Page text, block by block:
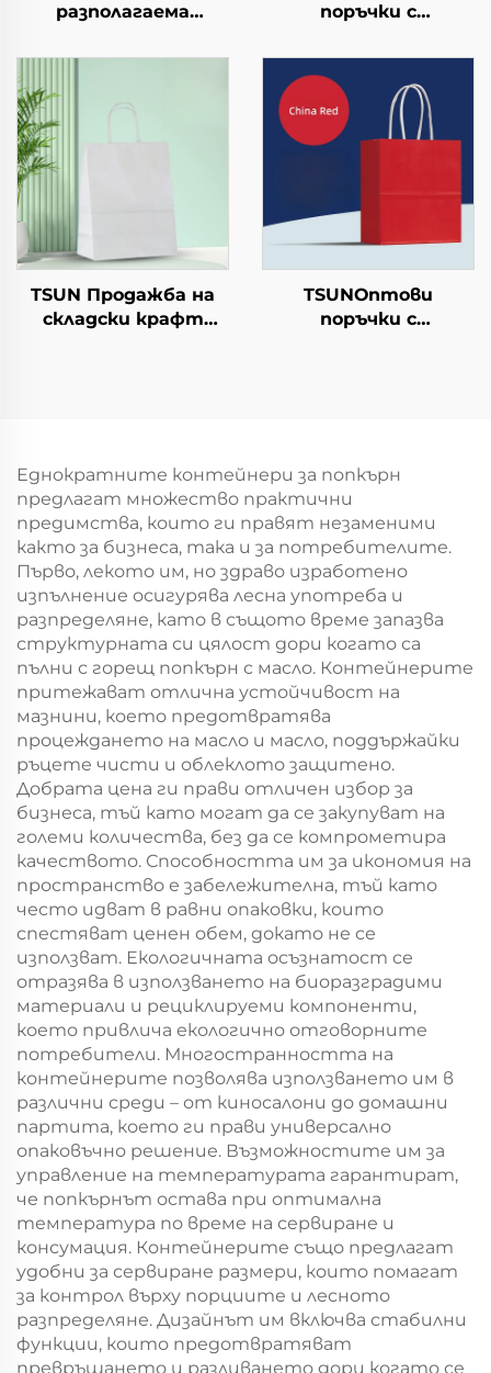
разполагаема
салата, чашки за
закуски, суши, пица,
хляб, сладоледи,
шоколад, бургери - за
поръчки с
логотип на крафт
хартиен
торбоподобен
мешек с повърхност
Кристемас, упаковка
за транспорт на
храна
TSUN Продажба на
складски крафт
TSUNОптови
поръчки с
за екранна печат за
Нова година/
Кристемас,
пластмасова
упаковка за
хранителни
продукти и
занаятчии
Еднократните контейнери за попкърн
предлагат множество практични
предимства, които ги правят незаменими
както за бизнеса, така и за потребителите.
Първо, лекото им, но здраво изработено
изпълнение осигурява лесна употреба и
разпределяне, като в същото време запазва
структурната си цялост дори когато са
пълни с горещ попкърн с масло. Контейнерите
притежават отлична устойчивост на
мазнини, което предотвратява
процеждането на масло и масло, поддържайки
ръцете чисти и облеклото защитено.
Добрата цена ги прави отличен избор за
бизнеса, тъй като могат да се закупуват на
големи количества, без да се компрометира
качеството. Способността им за икономия на
пространство е забележителна, тъй като
често идват в равни опаковки, които
спестяват ценен обем, докато не се
използват. Екологичната осъзнатост се
отразява в използването на биоразградими
материали и рециклируеми компоненти,
което привлича екологично отговорните
потребители. Многостранността на
контейнерите позволява използването им в
различни среди – от киносалони до домашни
партита, което ги прави универсално
опаковъчно решение. Възможностите им за
управление на температурата гарантират,
че попкърнът остава при оптимална
температура по време на сервиране и
консумация. Контейнерите също предлагат
удобни за сервиране размери, които помагат
за контрол върху порциите и лесното
разпределяне. Дизайнът им включва стабилни
функции, които предотвратяват
превръщането и разливането дори когато се